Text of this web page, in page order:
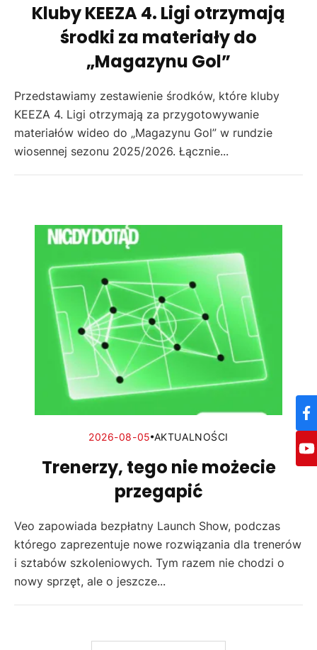
Kluby KEEZA 4. Ligi otrzymają
środki za materiały do
„Magazynu Gol”
Przedstawiamy zestawienie środków, które kluby
KEEZA 4. Ligi otrzymają za przygotowywanie
materiałów wideo do „Magazynu Gol” w rundzie
wiosennej sezonu 2025/2026. Łącznie...
2026-08-05 AKTUALNOŚCI
Trenerzy, tego nie możecie
przegapić
Veo zapowiada bezpłatny Launch Show, podczas
którego zaprezentuje nowe rozwiązania dla trenerów
i sztabów szkoleniowych. Tym razem nie chodzi o
nowy sprzęt, ale o jeszcze...